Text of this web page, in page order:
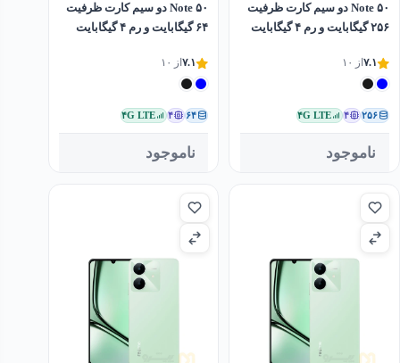
Note ۵۰ دو سیم کارت ظرفیت
۲۵۶ گیگابایت و رم ۴ گیگابایت
۷.۱ از ۱۰
۲۵۶ ۴ ۴G LTE
ناموجود
Note ۵۰ دو سیم کارت ظرفیت
۶۴ گیگابایت و رم ۴ گیگابایت
۷.۱از ۱۰
۶۴ ۴ ۴G LTE
ناموجود